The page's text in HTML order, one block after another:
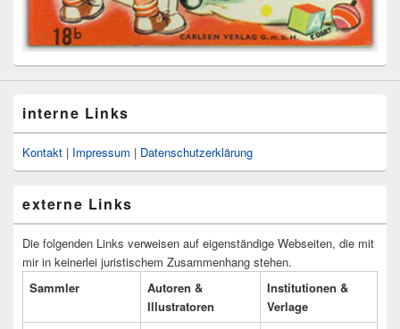
interne Links
Kontakt | Impressum | Datenschutzerklärung
externe Links
Die folgenden Links verweisen auf eigenständige Webseiten, die mit
mir in keinerlei juristischem Zusammenhang stehen.
Sammler
Autoren &
Illustratoren
Institutionen &
Verlage